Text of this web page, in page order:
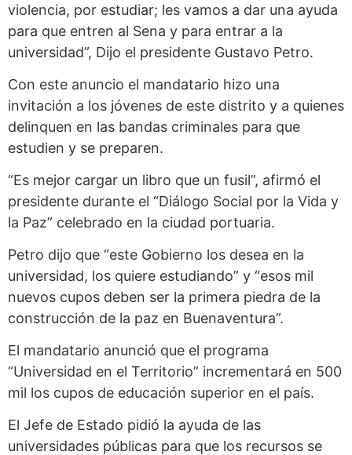
violencia, por estudiar; les vamos a dar una ayuda
para que entren al Sena y para entrar a la
universidad”, Dijo el presidente Gustavo Petro.
Con este anuncio el mandatario hizo una
invitación a los jóvenes de este distrito y a quienes
delinquen en las bandas criminales para que
estudien y se preparen.
“Es mejor cargar un libro que un fusil”, afirmó el
presidente durante el “Diálogo Social por la Vida y
la Paz” celebrado en la ciudad portuaria.
Petro dijo que “este Gobierno los desea en la
universidad, los quiere estudiando” y “esos mil
nuevos cupos deben ser la primera piedra de la
construcción de la paz en Buenaventura”.
El mandatario anunció que el programa
“Universidad en el Territorio” incrementará en 500
mil los cupos de educación superior en el país.
El Jefe de Estado pidió la ayuda de las
universidades públicas para que los recursos se